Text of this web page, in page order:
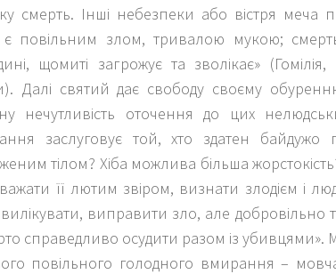
смерть. Інші небезпеки або вістря
є повільним злом, тривалою мукою;
щомиті загрожує та зволікає»
Далі святий дає свободу своєму
нечутливість оточення до цих
заслуговує той, хто здатен
тілом? Хіба можлива більша
її лютим звіром, визнати злодієм і
виправити зло, але добровільно
справедливо осудити разом із убивцями».
повільного голодного вмирання –